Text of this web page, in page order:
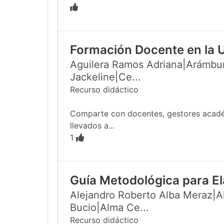
Formación Docente en la
Aguilera Ramos
Jackeline|Ce...
Recurso didáctico
Comparte con docentes, gestores
llevados a...
1
Guía Metodológica para
Alejandro Roberto Alba
Bucio|Alma Ce...
Recurso didáctico